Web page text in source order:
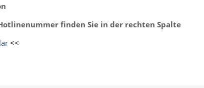
finden Sie in der rechten Spalte
<<